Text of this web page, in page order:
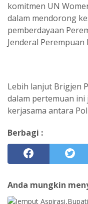
komitmen UN
dalam mendorong
pemberdayaan
Jenderal
Lebih lanjut Brigjen
dalam pertemuan
kerjasama antara
Berbagi :
Anda mungkin